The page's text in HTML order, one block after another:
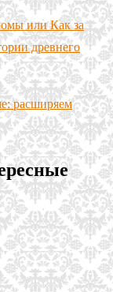
или Как за
древнего
расширяем